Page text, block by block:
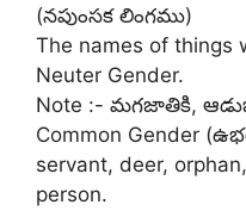
(నపుంసక లింగము)
The names of things
Neuter Gender.
Note :- మగజాతికి,
Common Gender
servant, deer,
person.